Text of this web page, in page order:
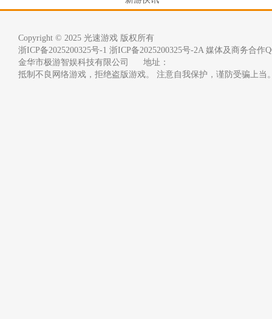
Copyright © 2025 光速游戏 版权所有
浙ICP备2025200325号-1 浙ICP备2025200325号-2A 媒体及商务合作
金华市极游智娱科技有限公司      地址：
抵制不良网络游戏，拒绝盗版游戏。 注意自我保护，谨防受骗上